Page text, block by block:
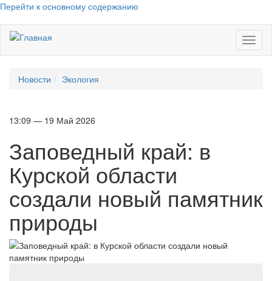
Перейти к основному содержанию
Новости Экология
13:09 — 19 Май 2026
Заповедный край: в
Курской области
создали новый памятник
природы